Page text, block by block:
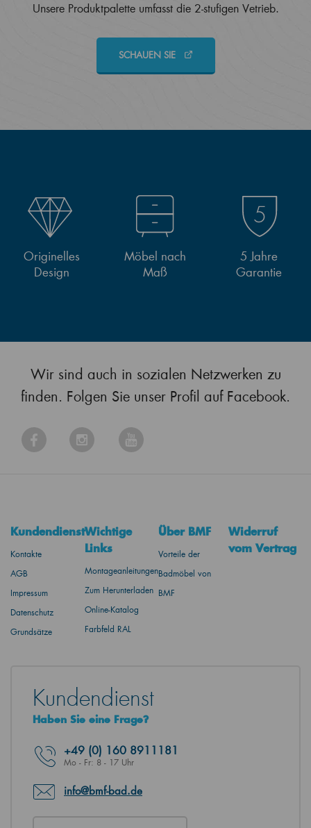
Unsere Produktpalette umfasst die 2-stufigen Vetrieb.
SCHAUEN SIE
Originelles
Design
Möbel nach
Maß
5 Jahre
Garantie
Wir sind auch in sozialen Netzwerken zu
finden. Folgen Sie unser Profil auf Facebook.
Kundendienst
Kontakte
AGB
Impressum
Datenschutz
Grundsätze
Wichtige
Links
Montageanleitungen
Zum Herunterladen
Online-Katalog
Farbfeld RAL
Über BMF
Vorteile der
Badmöbel von
BMF
Widerruf
vom Vertrag
Kundendienst
Haben Sie eine Frage?
+49 (0) 160 8911181
Mo - Fr: 8 - 17 Uhr
info@bmf-bad.de